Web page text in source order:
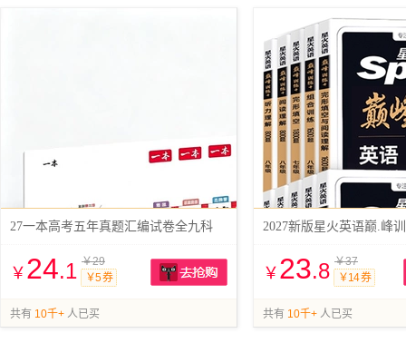
27一本高考五年真题汇编试卷全九科
￥ 24.1 ￥29
￥5 券
共有 10千+ 人已买
￥ 23.8 ￥37
￥14 券
共有 10千+ 人已买